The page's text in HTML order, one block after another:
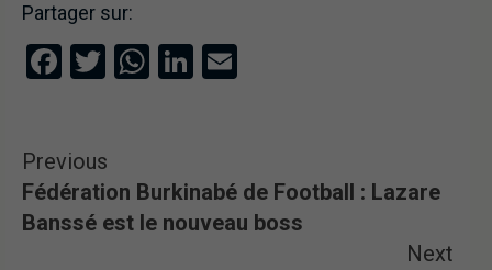
Partager sur:
Facebook
Twitter
WhatsApp
LinkedIn
Previous
Fédération Burkinabé de Football : Lazare
Banssé est le nouveau boss
Next